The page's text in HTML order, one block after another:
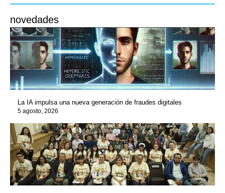
novedades
La IA impulsa una nueva generación de fraudes digitales
5 agosto, 2026